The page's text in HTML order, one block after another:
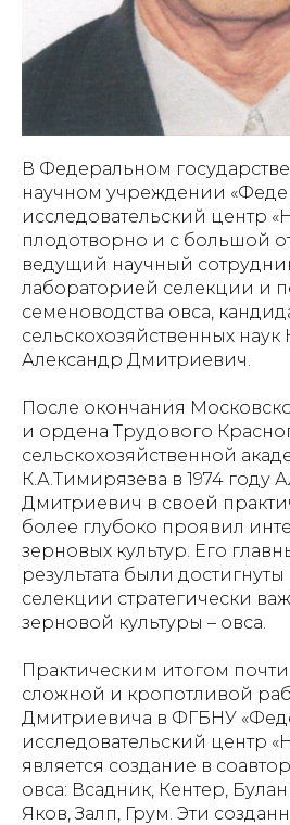
В Федеральном
научном учреждении
исследовательский центр
плодотворно и с большой
ведущий научный
лабораторией селекции и
семеноводства овса,
сельскохозяйственных
Александр Дмитриевич.
После окончания
и ордена Трудового
сельскохозяйственной
К.А.Тимирязева в 1974 году
Дмитриевич в своей
более глубоко проявил
зерновых культур. Его
результата были достигнуты
селекции стратегически
зерновой культуры – овса.
Практическим итогом
сложной и кропотливой
Дмитриевича в ФГБНУ
исследовательский центр
является создание в
овса: Всадник, Кентер,
Яков, Залп, Грум. Эти